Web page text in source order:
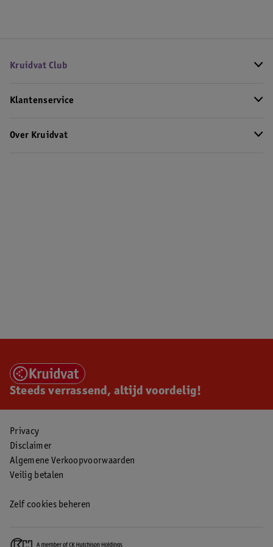
Kruidvat Club
Klantenservice
Over Kruidvat
Steeds verrassend, altijd voordelig!
Privacy
Disclaimer
Algemene Verkoopvoorwaarden
Veilig betalen
Zelf cookies beheren